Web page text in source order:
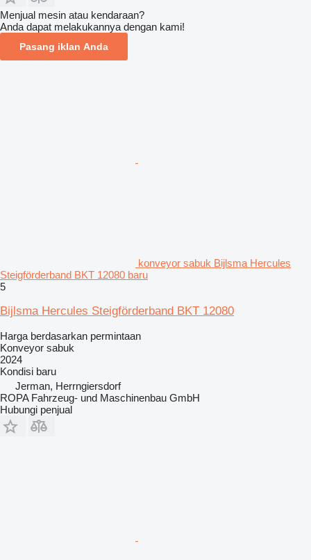
Menjual mesin atau kendaraan?
Anda dapat melakukannya dengan kami!
Pasang iklan Anda
konveyor sabuk Bijlsma Hercules
Steigförderband BKT 12080 baru
5
Bijlsma Hercules Steigförderband BKT 12080
Harga berdasarkan permintaan
Konveyor sabuk
2024
Kondisi baru
Jerman, Herrngiersdorf
ROPA Fahrzeug- und Maschinenbau GmbH
Hubungi penjual